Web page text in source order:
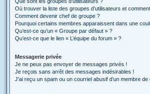
Où trouver la liste des groupes d’utilisateurs et
Comment devenir chef de groupe ?
Pourquoi certains membres apparaissent dans une
Qu’est-ce qu’un « Groupe par défaut » ?
Qu’est-ce que le lien « L’équipe du forum » ?
Messagerie privée
Je ne peux pas envoyer de messages privés !
Je reçois sans arrêt des messages indésirables !
J’ai reçu un spam ou un courriel abusif d’un membre de